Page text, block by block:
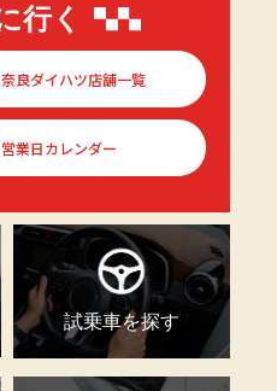
行く
奈良ダイハツ店舗一覧
営業日カレンダー
試乗車を探す